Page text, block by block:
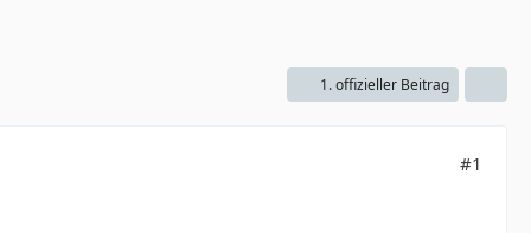
1. offizieller Beitrag
#1